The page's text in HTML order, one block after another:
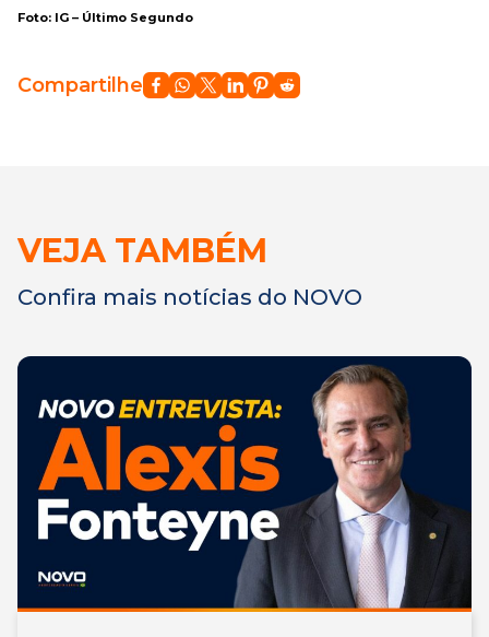
Foto: IG – Último Segundo
Compartilhe
VEJA TAMBÉM
Confira mais notícias do NOVO